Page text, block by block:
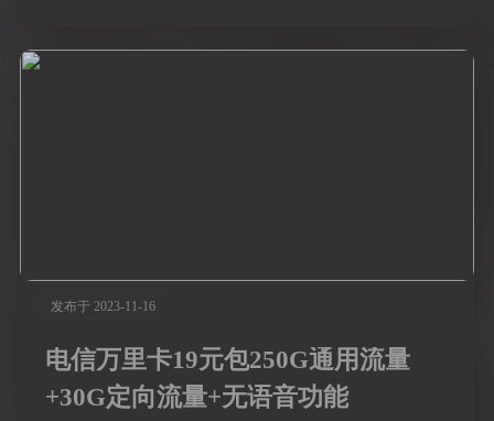
发布于 2023-11-16
电信万里卡19元包250G通用流量
+30G定向流量+无语音功能